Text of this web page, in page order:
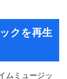
クを再生
ムミュージッ